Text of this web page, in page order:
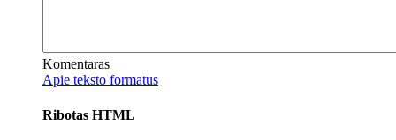
Komentaras
Apie teksto formatus
Ribotas HTML